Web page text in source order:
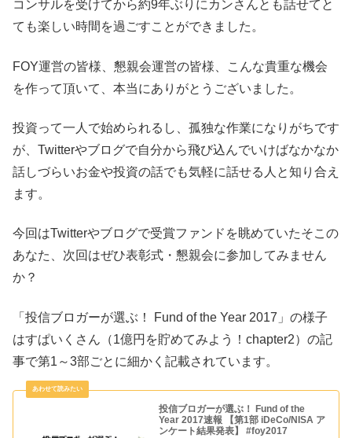
コンサルを受けてから約9年ぶりにカンさんとも話せてと
ても楽しい時間を過ごすことができました。
FOY運営の皆様、懇親会運営の皆様、こんな貴重な機会
を作って頂いて、本当にありがとうございました。
投資って一人で始められるし、孤独な作業になりがちです
が、Twitterやブログで自分から飛び込んでいけばなかなか
話しづらいお金や投資の話でも気軽に話せる人と知り合え
ます。
今回はTwitterやブログで受賞ファンドを眺めていたそこの
あなた、次回はぜひ表彰式・懇親会に参加してみません
か？
「投信ブロガーが選ぶ！ Fund of the Year 2017」の様子
はすぱいくさん（1億円を貯めてみよう！chapter2）の記
事で第1～3部ごとに細かく記載されています。
投信ブロガーが選ぶ！ Fund of the
Year 2017速報 【第1部 iDeCo/NISA ア
ンケート結果発表】 #foy2017